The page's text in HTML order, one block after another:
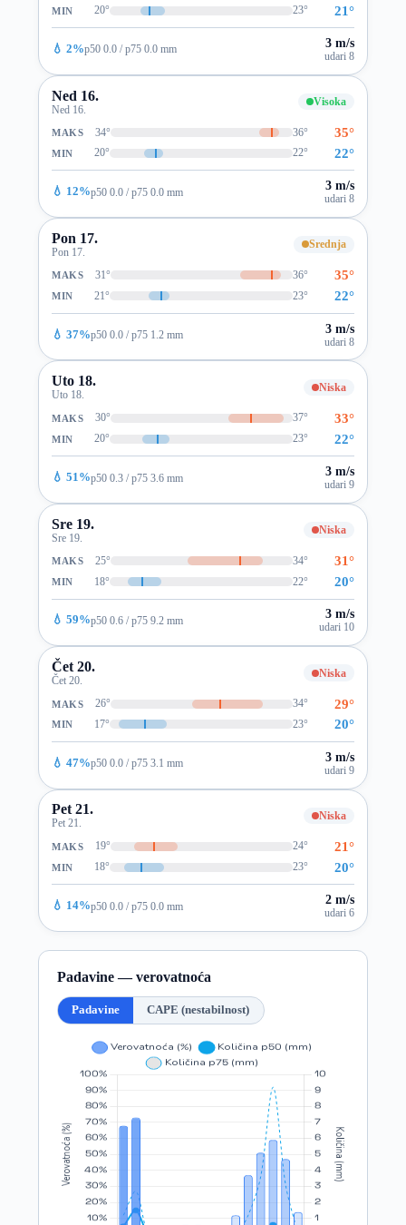
MIN 20° 23° 21°
💧 2%p50 0.0 / p75 0.0 mm 3 m/s
udari 8
Ned 16.
Ned 16.
Visoka
MAKS 34° 36° 35°
MIN 20° 22° 22°
💧 12%p50 0.0 / p75 0.0 mm 3 m/s
udari 8
Pon 17.
Pon 17.
Srednja
MAKS 31° 36° 35°
MIN 21° 23° 22°
💧 37%p50 0.0 / p75 1.2 mm 3 m/s
udari 8
Uto 18.
Uto 18.
Niska
MAKS 30° 37° 33°
MIN 20° 23° 22°
💧 51%p50 0.3 / p75 3.6 mm 3 m/s
udari 9
Sre 19.
Sre 19.
Niska
MAKS 25° 34° 31°
MIN 18° 22° 20°
💧 59%p50 0.6 / p75 9.2 mm 3 m/s
udari 10
Čet 20.
Čet 20.
Niska
MAKS 26° 34° 29°
MIN 17° 23° 20°
💧 47%p50 0.0 / p75 3.1 mm 3 m/s
udari 9
Pet 21.
Pet 21.
Niska
MAKS 19° 24° 21°
MIN 18° 23° 20°
💧 14%p50 0.0 / p75 0.0 mm 2 m/s
udari 6
Padavine — verovatnoća
Padavine CAPE (nestabilnost)